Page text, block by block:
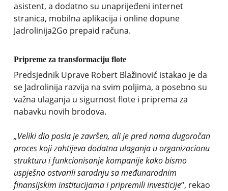
asistent, a dodatno su unaprijeđeni internet
stranica, mobilna aplikacija i online dopune
Jadrolinija2Go prepaid računa.
Pripreme za transformaciju flote
Predsjednik Uprave Robert Blažinović istakao je da
se Jadrolinija razvija na svim poljima, a posebno su
važna ulaganja u sigurnost flote i priprema za
nabavku novih brodova.
„Veliki dio posla je završen, ali je pred nama dugoročan
proces koji zahtijeva dodatna ulaganja u organizacionu
strukturu i funkcionisanje kompanije kako bismo
uspješno ostvarili saradnju sa međunarodnim
finansijskim institucijama i pripremili investicije“, rekao